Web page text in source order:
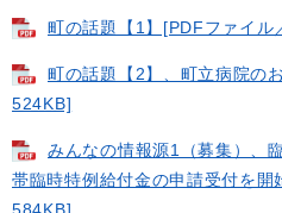
町の話題【1】[PDFファイル
町の話題【2】、町立病院の
524KB]
みんなの情報源1（募集）、
帯臨時特例給付金の申請受付を開